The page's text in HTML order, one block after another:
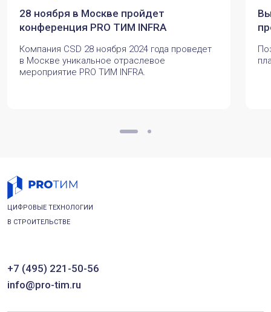
28 ноября в Москве пройдет
конференция PRO ТИМ INFRA
Компания CSD 28 ноября 2024 года проведет
в Москве уникальное отраслевое
мероприятие PRO ТИМ INFRA.
ЦИФРОВЫЕ ТЕХНОЛОГИИ
В СТРОИТЕЛЬСТВЕ
+7 (495) 221-50-56
info@pro-tim.ru